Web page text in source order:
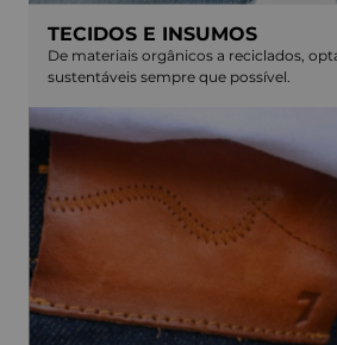
TECIDOS E INSUMOS
De materiais orgânicos a reciclados,
sustentáveis sempre que possível.